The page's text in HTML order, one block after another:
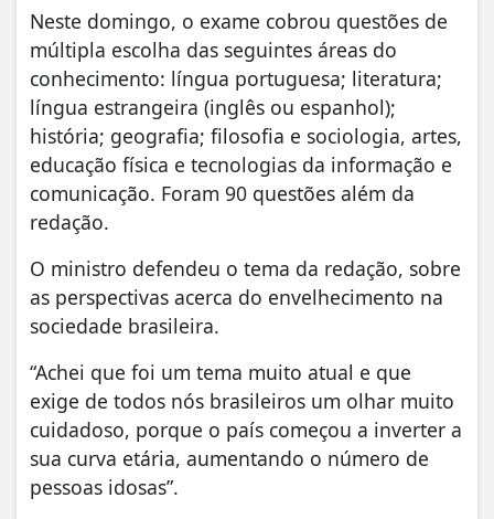
Neste domingo, o exame cobrou questões de
múltipla escolha das seguintes áreas do
conhecimento: língua portuguesa; literatura;
língua estrangeira (inglês ou espanhol);
história; geografia; filosofia e sociologia, artes,
educação física e tecnologias da informação e
comunicação. Foram 90 questões além da
redação.
O ministro defendeu o tema da redação, sobre
as perspectivas acerca do envelhecimento na
sociedade brasileira.
“Achei que foi um tema muito atual e que
exige de todos nós brasileiros um olhar muito
cuidadoso, porque o país começou a inverter a
sua curva etária, aumentando o número de
pessoas idosas”.